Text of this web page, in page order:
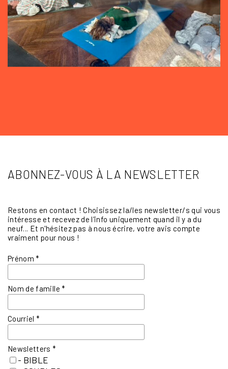
ABONNEZ-VOUS À LA NEWSLETTER
Restons en contact ! Choisissez la/les newsletter/s qui vous
intéresse et recevez de l'info uniquement quand il y a du
neuf... Et n'hésitez pas à nous écrire, votre avis compte
vraiment pour nous !
Prénom*
Nom de famille*
Courriel*
Newsletters*
- BIBLE